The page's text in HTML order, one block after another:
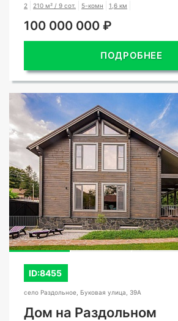
2 210 м² / 9 сот. 5-комн 1,6 км
100 000 000 ₽
ПОДРОБНЕЕ
ID:8455
село Раздольное, Буковая улица, 39А
Дом на Раздольном